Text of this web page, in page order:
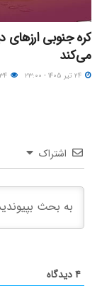
کره جنوبی ارزهای
می‌کند
اشتراک
۴دیدگاه